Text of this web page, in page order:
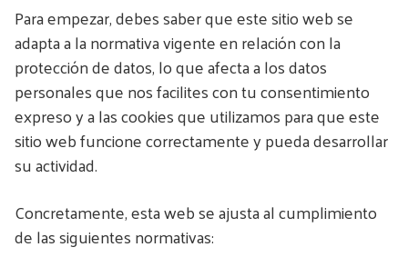
Para empezar, debes saber que este sitio web se
adapta a la normativa vigente en relación con la
protección de datos, lo que afecta a los datos
personales que nos facilites con tu consentimiento
expreso y a las cookies que utilizamos para que este
sitio web funcione correctamente y pueda desarrollar
su actividad.
Concretamente, esta web se ajusta al cumplimiento
de las siguientes normativas: